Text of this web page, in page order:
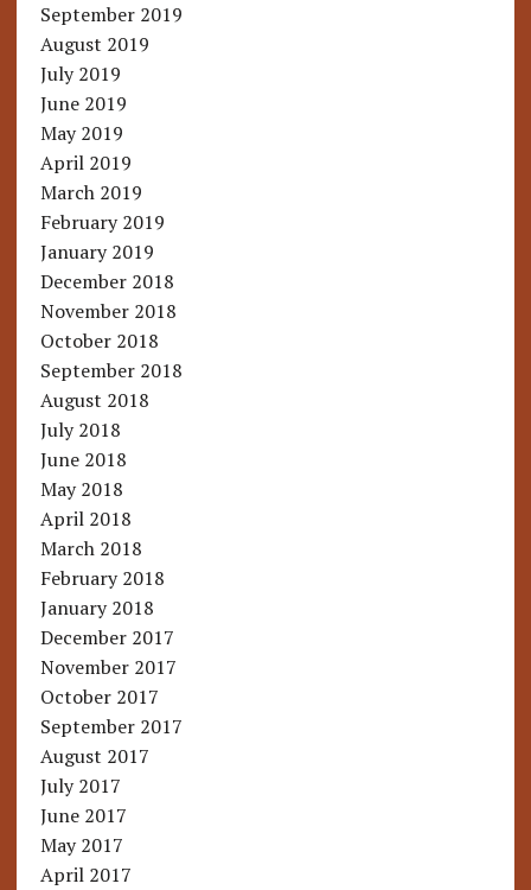
September 2019
August 2019
July 2019
June 2019
May 2019
April 2019
March 2019
February 2019
January 2019
December 2018
November 2018
October 2018
September 2018
August 2018
July 2018
June 2018
May 2018
April 2018
March 2018
February 2018
January 2018
December 2017
November 2017
October 2017
September 2017
August 2017
July 2017
June 2017
May 2017
April 2017